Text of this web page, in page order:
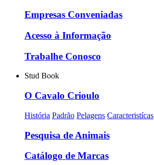
Empresas Conveniadas
Acesso à Informação
Trabalhe Conosco
Stud Book
O Cavalo Crioulo
História Padrão Pelagens Caracteristícas
Pesquisa de Animais
Catálogo de Marcas